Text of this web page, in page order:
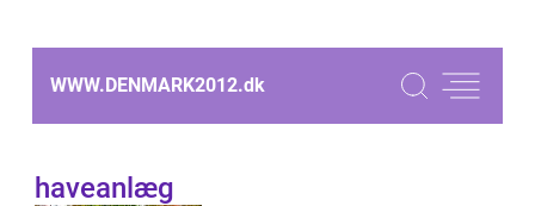
WWW.DENMARK2012.dk
haveanlæg